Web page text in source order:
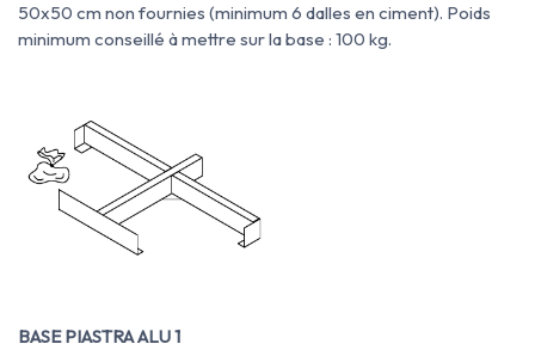
50x50 cm non fournies (minimum 6 dalles en ciment). Poids
minimum conseillé à mettre sur la base : 100 kg.
BASE PIASTRA ALU 1